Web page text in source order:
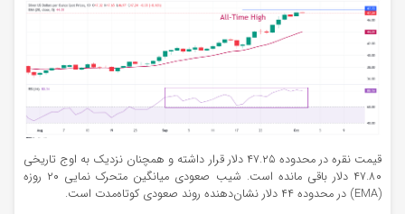
قیمت نقره در محدوده ۴۷.۲۵ دلار قرار داشته و همچنان نزدیک به اوج تاریخی
۴۷.۸۰ دلار باقی مانده است. شیب صعودی میانگین متحرک نمایی ۲۰ روزه
(EMA) در محدوده ۴۴ دلار نشان‌دهنده روند صعودی کوتاه‌مدت است.